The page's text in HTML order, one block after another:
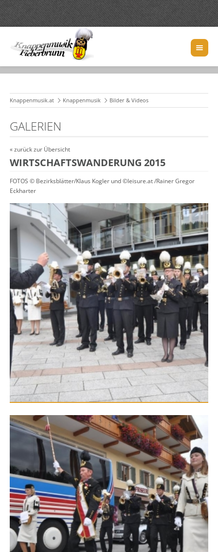
Knappenmusik.at Knappenmusik Bilder & Videos
GALERIEN
« zurück zur Übersicht
WIRTSCHAFTSWANDERUNG 2015
FOTOS © Bezirksblätter/Klaus Kogler und ©leisure.at /Rainer Gregor
Eckharter